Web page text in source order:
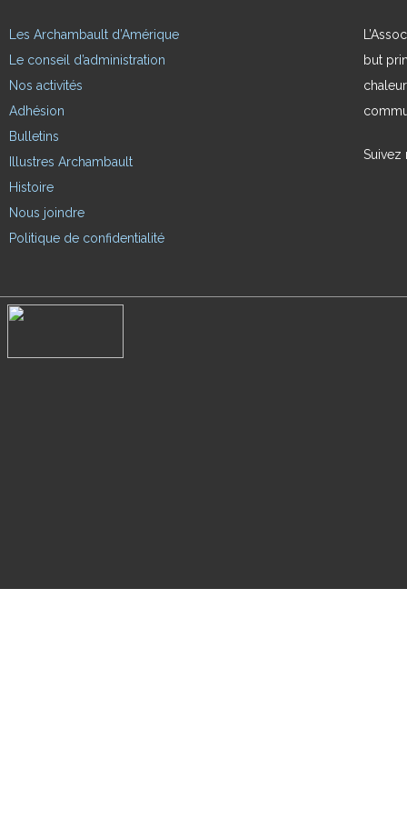
Les Archambault d’Amérique
Le conseil d’administration
Nos activités
Adhésion
Bulletins
Illustres Archambault
Histoire
Nous joindre
Politique de confidentialité
but